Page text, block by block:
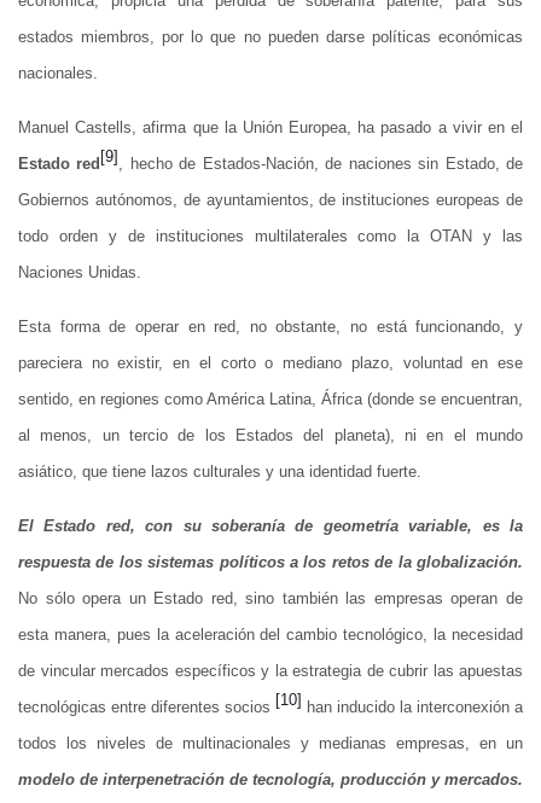
estados miembros, por lo que no pueden darse políticas económicas
nacionales.
Manuel Castells, afirma que la Unión Europea, ha pasado a vivir en el
Estado red [9] , hecho de Estados-Nación, de naciones sin Estado, de
Gobiernos autónomos, de ayuntamientos, de instituciones europeas de
todo orden y de instituciones multilaterales como la OTAN y las
Naciones Unidas.
Esta forma de operar en red, no obstante, no está funcionando, y
pareciera no existir, en el corto o mediano plazo, voluntad en ese
sentido, en regiones como América Latina, África (donde se encuentran,
al menos, un tercio de los Estados del planeta), ni en el mundo
asiático, que tiene lazos culturales y una identidad fuerte.
El Estado red, con su soberanía de geometría variable, es la
respuesta de los sistemas políticos a los retos de la globalización.
No sólo opera un Estado red, sino también las empresas operan de
esta manera, pues la aceleración del cambio tecnológico, la necesidad
de vincular mercados específicos y la estrategia de cubrir las apuestas
tecnológicas entre diferentes socios [10] han inducido la interconexión a
todos los niveles de multinacionales y medianas empresas, en un
modelo de interpenetración de tecnología, producción y mercados.